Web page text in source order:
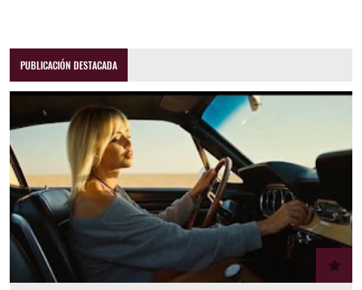
PUBLICACIÓN DESTACADA